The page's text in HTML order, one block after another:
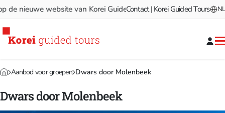
nieuwe website van Korei Guided Tours! Welkom op de
Contact | Korei Guided Tours NL
Aanbod voor groepen Dwars door Molenbeek
Dwars door Molenbeek